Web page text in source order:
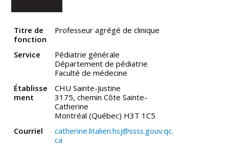
Titre de
fonction
Professeur agrégé de clinique
Service
Pédiatrie générale
Département de pédiatrie
Faculté de médecine
Établisse
ment
CHU Sainte-Justine
3175, chemin Côte Sainte-
Catherine
Montréal (Québec) H3T 1C5
Courriel
catherine.litalien.hsj@ssss.gouv.qc.
ca